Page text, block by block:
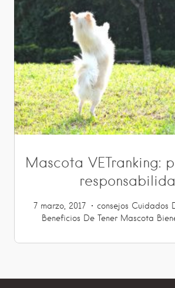
Mascota VETranking:
7 marzo, 2017 consejos Cuidados
Beneficios De Tener Mascota